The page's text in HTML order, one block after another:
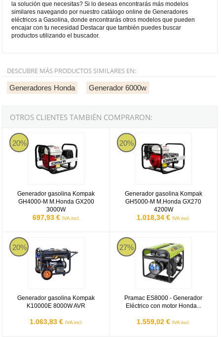
la solución que necesitas? Si lo deseas encontrarás más modelos
similares navegando por nuestro catálogo online de Generadores
eléctricos a Gasolina, donde encontrarás otros modelos que pueden
encajar con tu necesidad Destacar que también puedes buscar
productos utilizando el buscador.
DESCUBRE MÁS PRODUCTOS SIMILARES EN:
Generadores Honda Generador 6000w
OTROS CLIENTES TAMBIÉN COMPRARON:
20%
Generador gasolina Kompak
GH4000-M M.Honda GX200
3000W
697,93 € IVA incl.
GH4000-M
20%
Generador gasolina Kompak
GH5000-M M.Honda GX270
4200W
1.018,34 € IVA incl.
GH5000-M
20%
Generador gasolina Kompak
K10000E 8000W AVR
1.063,83 € IVA incl.
K10000E
27%
Pramac ES8000 - Generador
Eléctrico con motor Honda...
1.559,02 € IVA incl.
Pramac ES8000 - Generador